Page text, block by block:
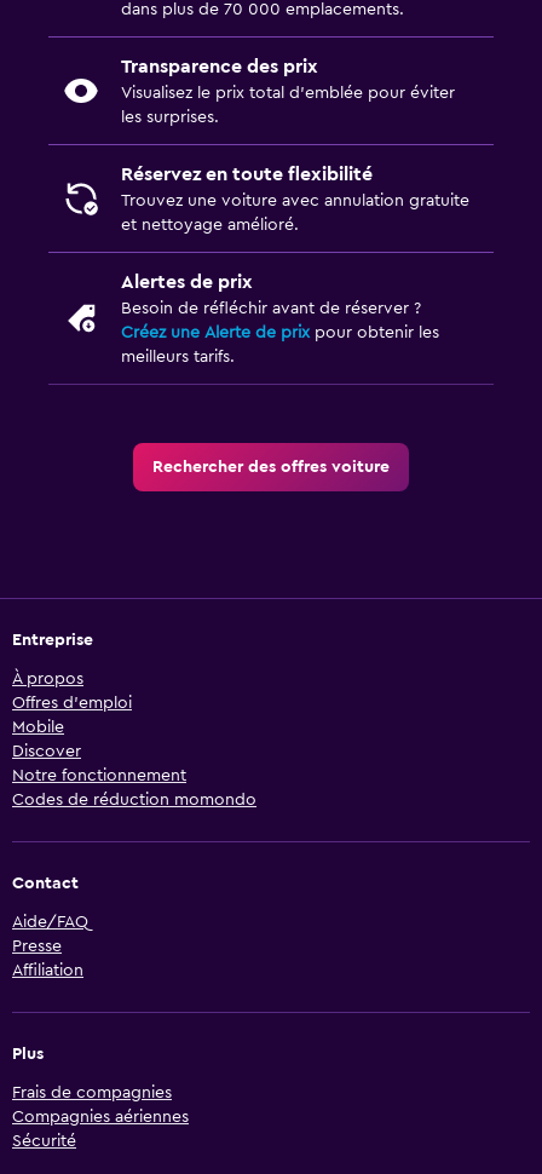
dans plus de 70 000 emplacements.
Transparence des prix
Visualisez le prix total d’emblée pour éviter
les surprises.
Réservez en toute flexibilité
Trouvez une voiture avec annulation gratuite
et nettoyage amélioré.
Alertes de prix
Besoin de réfléchir avant de réserver ?
Créez une Alerte de prixpour obtenir les
meilleurs tarifs.
Rechercher des offres voiture
Entreprise
À propos
Offres d’emploi
Mobile
Discover
Notre fonctionnement
Codes de réduction momondo
Contact
Aide/FAQ
Presse
Affiliation
Plus
Frais de compagnies
Compagnies aériennes
Sécurité